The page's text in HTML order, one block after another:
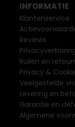
INFORMATIE
Klantenservice
Reviews
Ruilen en
Privacy &
Veelgestelde
Levering en
Garantie en
Algemene